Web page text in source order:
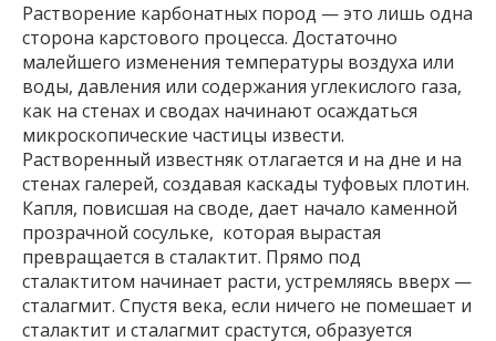
Растворение карбонатных пород — это лишь одна
сторона карстового процесса. Достаточно
малейшего изменения температуры воздуха или
воды, давления или содержания углекислого газа,
как на стенах и сводах начинают осаждаться
микроскопические частицы извести.
Растворенный известняк отлагается и на дне и на
стенах галерей, создавая каскады туфовых плотин.
Капля, повисшая на своде, дает начало каменной
прозрачной сосульке, которая вырастая
превращается в сталактит. Прямо под
сталактитом начинает расти, устремляясь вверх —
сталагмит. Спустя века, если ничего не помешает и
сталактит и сталагмит срастутся, образуется